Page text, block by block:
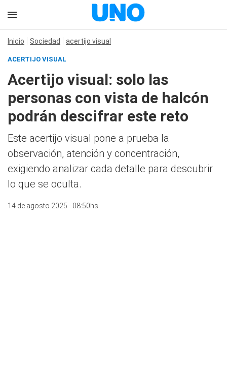
Inicio Sociedad acertijo visual
ACERTIJO VISUAL
Acertijo visual: solo las
personas con vista de halcón
podrán descifrar este reto
Este acertijo visual pone a prueba la
observación, atención y concentración,
exigiendo analizar cada detalle para descubrir
lo que se oculta.
14 de agosto 2025 - 08:50hs